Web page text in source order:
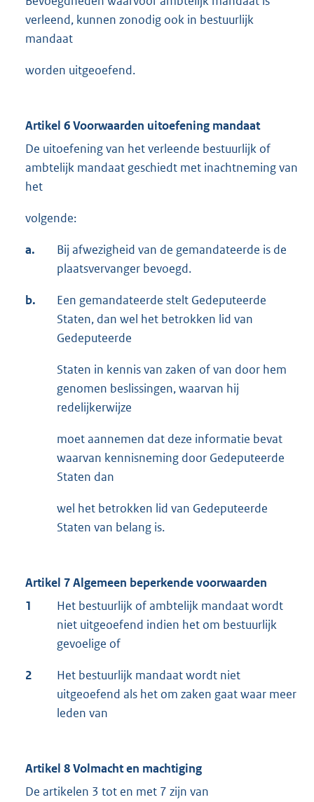
verleend, kunnen zonodig ook in bestuurlijk
mandaat
worden uitgeoefend.
Artikel 6 Voorwaarden uitoefening mandaat
De uitoefening van het verleende bestuurlijk of
ambtelijk mandaat geschiedt met inachtneming van
het
volgende:
a.
Bij afwezigheid van de gemandateerde is de
plaatsvervanger bevoegd.
b.
Een gemandateerde stelt Gedeputeerde
Staten, dan wel het betrokken lid van
Gedeputeerde
Staten in kennis van zaken of van door hem
genomen beslissingen, waarvan hij
redelijkerwijze
moet aannemen dat deze informatie bevat
waarvan kennisneming door Gedeputeerde
Staten dan
wel het betrokken lid van Gedeputeerde
Staten van belang is.
Artikel 7 Algemeen beperkende voorwaarden
1
Het bestuurlijk of ambtelijk mandaat wordt
niet uitgeoefend indien het om bestuurlijk
gevoelige of
2
Het bestuurlijk mandaat wordt niet
uitgeoefend als het om zaken gaat waar meer
leden van
Artikel 8 Volmacht en machtiging
De artikelen 3 tot en met 7 zijn van